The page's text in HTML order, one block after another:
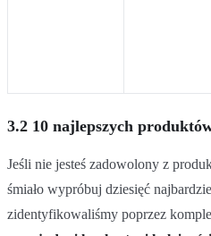
3.2 10 najlepszych
Jeśli nie jesteś zadowolony z
śmiało wypróbuj dziesięć
zidentyfikowaliśmy poprzez